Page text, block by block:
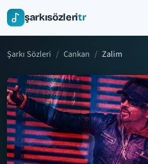
şarkısözleritr
Şarkı Sözleri Cankan Zalim